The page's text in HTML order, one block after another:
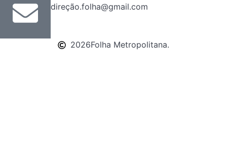
direção.folha@gmail.com
2026Folha Metropolitana.